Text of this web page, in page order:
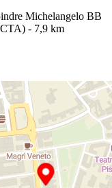
Michelangelo BB
- 7,9 km